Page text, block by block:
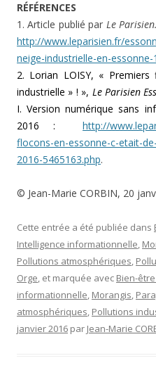
RÉFÉRENCES
1. Article publié par Le
http://www.leparisien.fr/
neige-industrielle-en-
2. Lorian LOISY, «
industrielle » ! », Le Parisien
I. Version numérique sans
2016 :
http://
flocons-en-essonne-c-etait-
2016-5465163.php.
© Jean-Marie CORBIN, 20
Cette entrée a été publiée dans
Intelligence informationnelle,
Pollutions atmosphériques,
Orge, et marquée avec Bien-
informationnelle, Morangis,
atmosphériques, Pollutions
janvier 2016 par Jean-Marie